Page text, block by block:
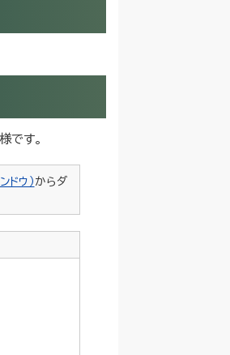
です。
ドウ） からダ